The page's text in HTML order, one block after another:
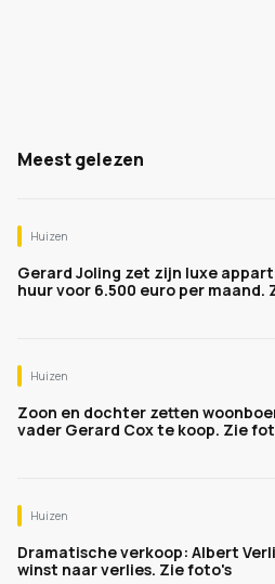
Meest gelezen
Huizen
Gerard Joling zet zijn luxe
huur voor 6.500 euro per maand.
Huizen
Zoon en dochter zetten
vader Gerard Cox te koop. Zie
Huizen
Dramatische verkoop: Albert
winst naar verlies. Zie foto's